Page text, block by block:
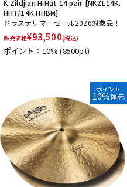
K Zildjian HiHat 14 pair [NKZL14K.
HHT/14K.HHBM]
ドラステサマーセール2026対象品！
販売価格¥93,500(税込)
ポイント：10%(8500pt)
ポイント
10%還元